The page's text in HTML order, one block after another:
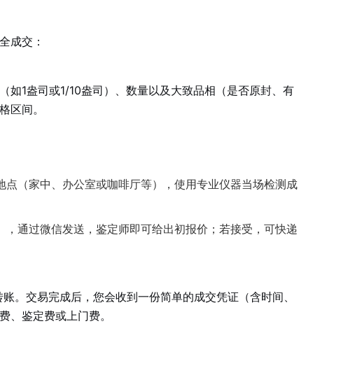
成交：
如1盎司或1/10盎司）、数量以及大致品相（是否原封、有
区间。
点（家中、办公室或咖啡厅等），使用专业仪器当场检测成
通过微信发送，鉴定师即可给出初报价；若接受，可快递
。交易完成后，您会收到一份简单的成交凭证（含时间、
、鉴定费或上门费。